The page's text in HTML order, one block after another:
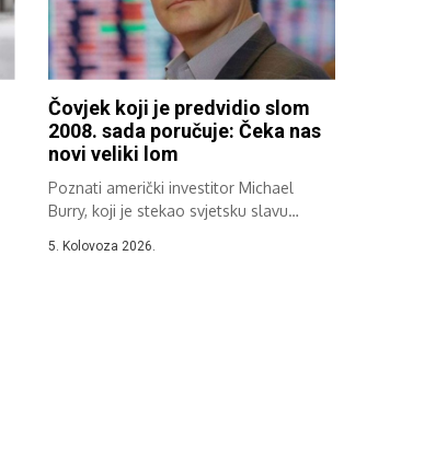
Čovjek koji je predvidio slom
2008. sada poručuje: Čeka nas
novi veliki lom
Poznati američki investitor Michael
Burry, koji je stekao svjetsku slavu
5. Kolovoza 2026.